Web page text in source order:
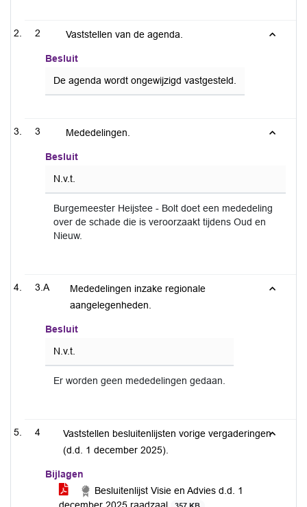
2 Vaststellen van de agenda.
Besluit
De agenda wordt ongewijzigd vastgesteld.
3 Mededelingen.
Besluit
N.v.t.
Burgemeester Heijstee - Bolt doet een mededeling
over de schade die is veroorzaakt tijdens Oud en
Nieuw.
3.A
Mededelingen inzake regionale
aangelegenheden.
Besluit
N.v.t.
Er worden geen mededelingen gedaan.
4
Vaststellen besluitenlijsten vorige vergaderingen
(d.d. 1 december 2025).
Bijlagen
Besluitenlijst Visie en Advies d.d. 1